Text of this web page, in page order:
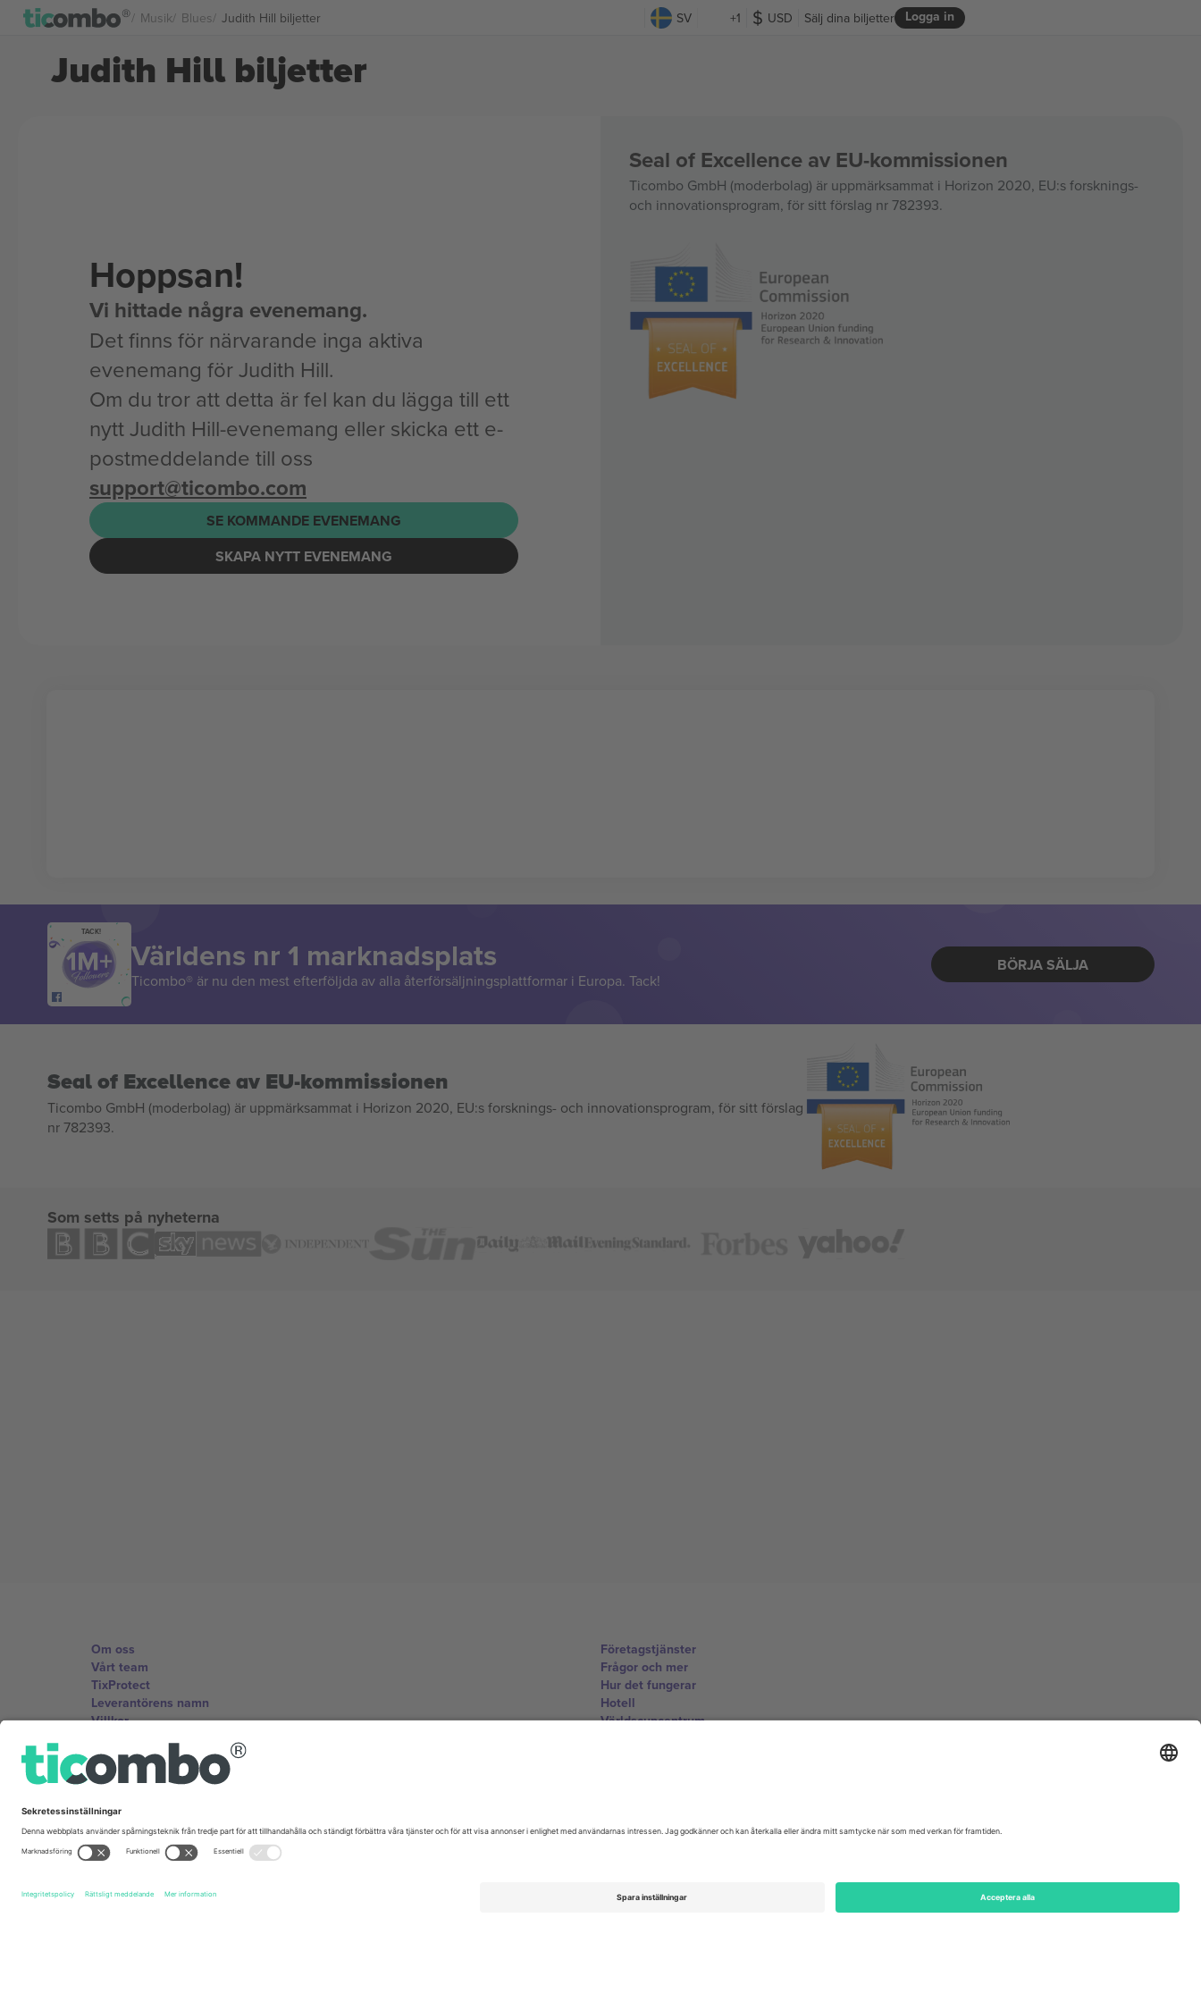
Musik Blues Judith Hill biljetter SV +1 USD Logga in
Sälj dina biljetter
Judith Hill biljetter
Hoppsan!
Vi hittade några evenemang.
Det finns för närvarande inga aktiva
evenemang för Judith Hill.
Om du tror att detta är fel kan du lägga till ett
nytt Judith Hill-evenemang eller skicka ett e-
postmeddelande till oss
support@ticombo.com
SE KOMMANDE EVENEMANG
SKAPA NYTT EVENEMANG
Seal of Excellence av EU-kommissionen
Ticombo GmbH (moderbolag) är uppmärksammat i Horizon 2020, EU:s forsknings-
och innovationsprogram, för sitt förslag nr 782393.
TACK!
Världens nr 1 marknadsplats
Ticombo® är nu den mest efterföljda av alla återförsäljningsplattformar i Europa. Tack!
BÖRJA SÄLJA
Seal of Excellence av EU-kommissionen
Ticombo GmbH (moderbolag) är uppmärksammat i Horizon 2020, EU:s forsknings- och innovationsprogram, för sitt förslag
nr 782393.
Som setts på nyheterna
Om oss
Vårt team
TixProtect
Leverantörens namn
Villkor
Affiliate-program
Företagstjänster
Frågor och mer
Hur det fungerar
Hotell
Världscupcentrum